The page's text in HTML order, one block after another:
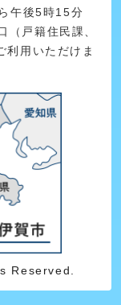
午後5時15分
（戸籍住民課、
利用いただけま
Reserved.